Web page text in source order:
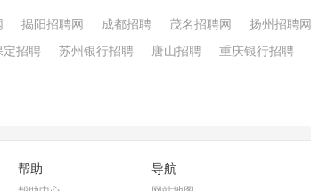
揭阳招聘网 成都招聘 茂名招聘网 扬州招聘网
定招聘 苏州银行招聘 唐山招聘 重庆银行招聘
帮助 导航